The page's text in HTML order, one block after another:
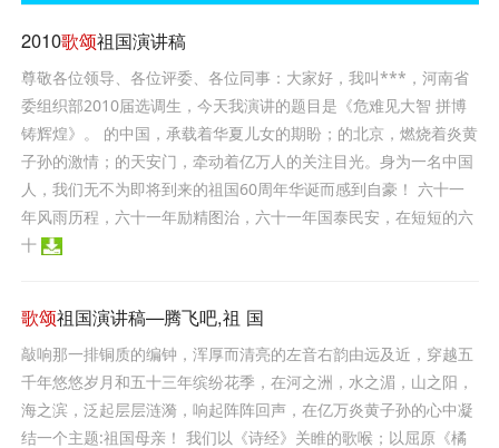
2010歌颂祖国演讲稿
尊敬各位领导、各位评委、各位同事：大家好，我叫***，河南省
委组织部2010届选调生，今天我演讲的题目是《危难见大智 拼博
铸辉煌》。 的中国，承载着华夏儿女的期盼；的北京，燃烧着炎黄
子孙的激情；的天安门，牵动着亿万人的关注目光。身为一名中国
人，我们无不为即将到来的祖国60周年华诞而感到自豪！ 六十一
年风雨历程，六十一年励精图治，六十一年国泰民安，在短短的六
十
歌颂祖国演讲稿—腾飞吧,祖 国
敲响那一排铜质的编钟，浑厚而清亮的左音右韵由远及近，穿越五
千年悠悠岁月和五十三年缤纷花季，在河之洲，水之湄，山之阳，
海之滨，泛起层层涟漪，响起阵阵回声，在亿万炎黄子孙的心中凝
结一个主题:祖国母亲！ 我们以《诗经》关睢的歌喉；以屈原《橘